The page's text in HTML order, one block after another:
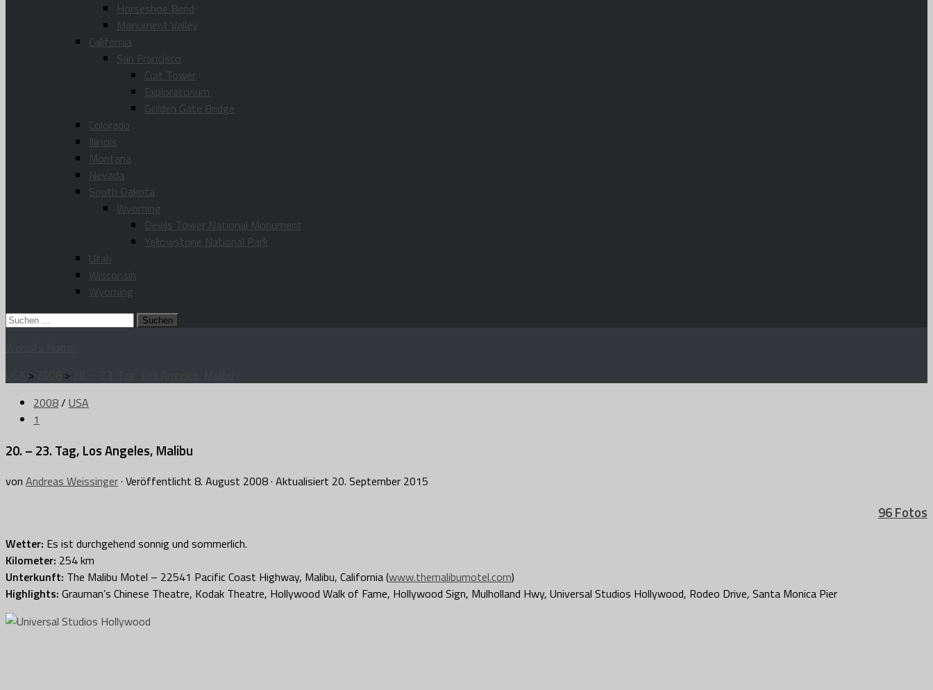
Horseshoe Bend
Monument Valley
California
San Francisco
Coit Tower
Exploratorium
Golden Gate Bridge
Colorado
Illinois
Montana
Nevada
South Dakota
Wyoming
Devils Tower National Monument
Yellowstone National Park
Utah
Wisconsin
Wyoming
Suchen
> >
2008/ USA
1
20. – 23. Tag, Los Angeles, Malibu
von Andreas Weissinger· Veröffentlicht 8. August 2008· Aktualisiert 20. September 2015
96 Fotos
Wetter: Es ist durchgehend sonnig und sommerlich.
Kilometer: 254 km
Unterkunft: The Malibu Motel – 22541 Pacific Coast Highway, Malibu, California (www.themalibumotel.com)
Highlights: Grauman’s Chinese Theatre, Kodak Theatre, Hollywood Walk of Fame, Hollywood Sign, Mulholland Hwy, Universal Studios Hollywood, Rodeo Drive, Santa Monica Pier